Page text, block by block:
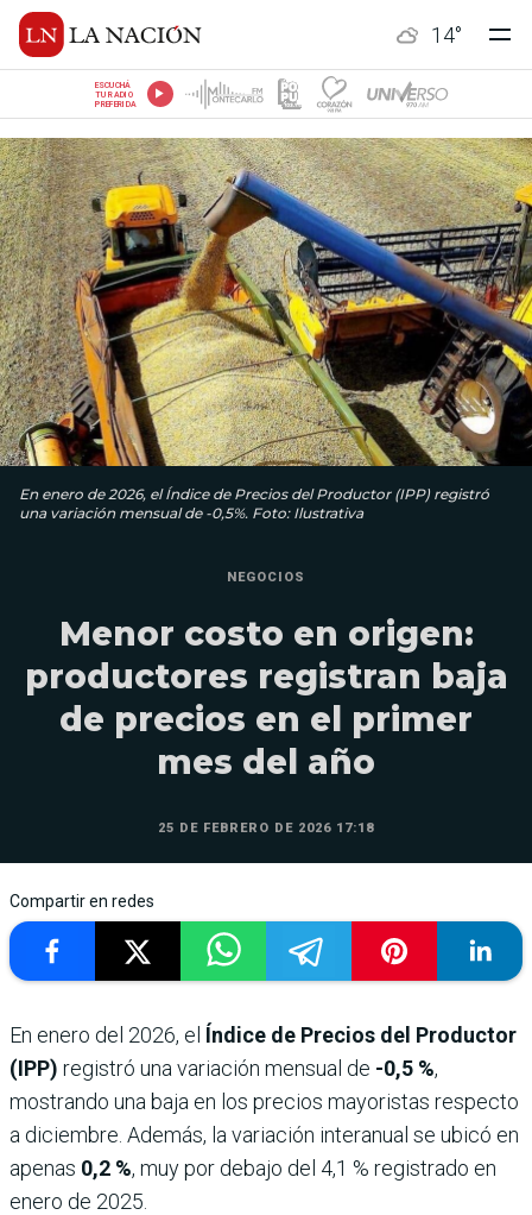
14°
ESCUCHÁ
TU RADIO
PREFERIDA
En enero de 2026, el Índice de Precios del Productor (IPP) registró
una variación mensual de -0,5%. Foto: Ilustrativa
NEGOCIOS
Menor costo en origen:
productores registran baja
de precios en el primer
mes del año
25 DE FEBRERO DE 2026 17:18
Compartir en redes
En enero del 2026, el Índice de Precios del Productor
(IPP) registró una variación mensual de -0,5 %,
mostrando una baja en los precios mayoristas respecto
a diciembre. Además, la variación interanual se ubicó en
apenas 0,2 %, muy por debajo del 4,1 % registrado en
enero de 2025.